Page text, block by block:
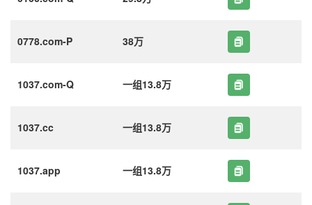
0778.com-P 38万
1037.com-Q 一组13.8万
1037.cc 一组13.8万
1037.app 一组13.8万